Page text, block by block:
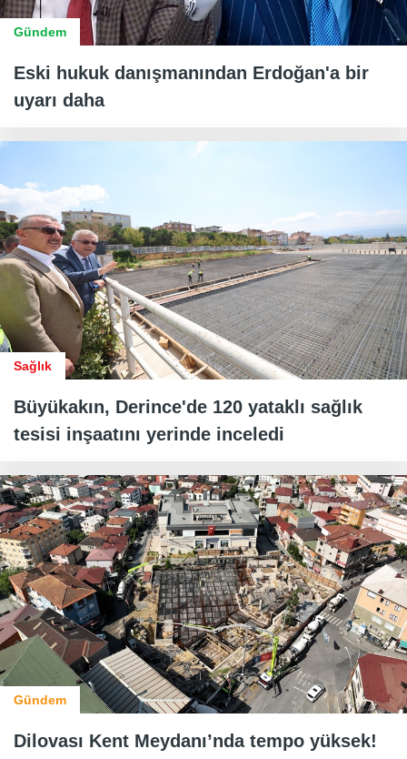
Gündem
Eski hukuk danışmanından Erdoğan'a bir
uyarı daha
Sağlık
Büyükakın, Derince'de 120 yataklı sağlık
tesisi inşaatını yerinde inceledi
Gündem
Dilovası Kent Meydanı’nda tempo yüksek!